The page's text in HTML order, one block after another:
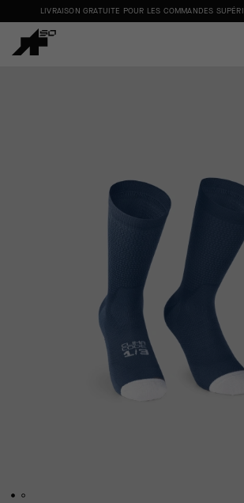
LIVRAISON GRATUITE POUR LES COMMANDES